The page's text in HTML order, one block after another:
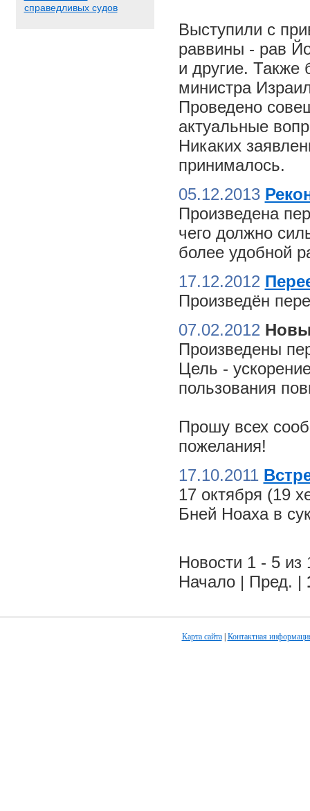
справедливых судов
Выступили с
раввины - рав
и другие. Также
министра
Проведено
актуальные
Никаких
принималось.
05.12.2013
Произведена
чего должно
более удобной
17.12.2012
Произведён
07.02.2012
Произведены
Цель -
пользования
Прошу всех
пожелания!
17.10.2011
17 октября (19
Бней Ноаха в
Новости 1 - 5 из
Начало | Пред. |
Карта сайта| Контактная